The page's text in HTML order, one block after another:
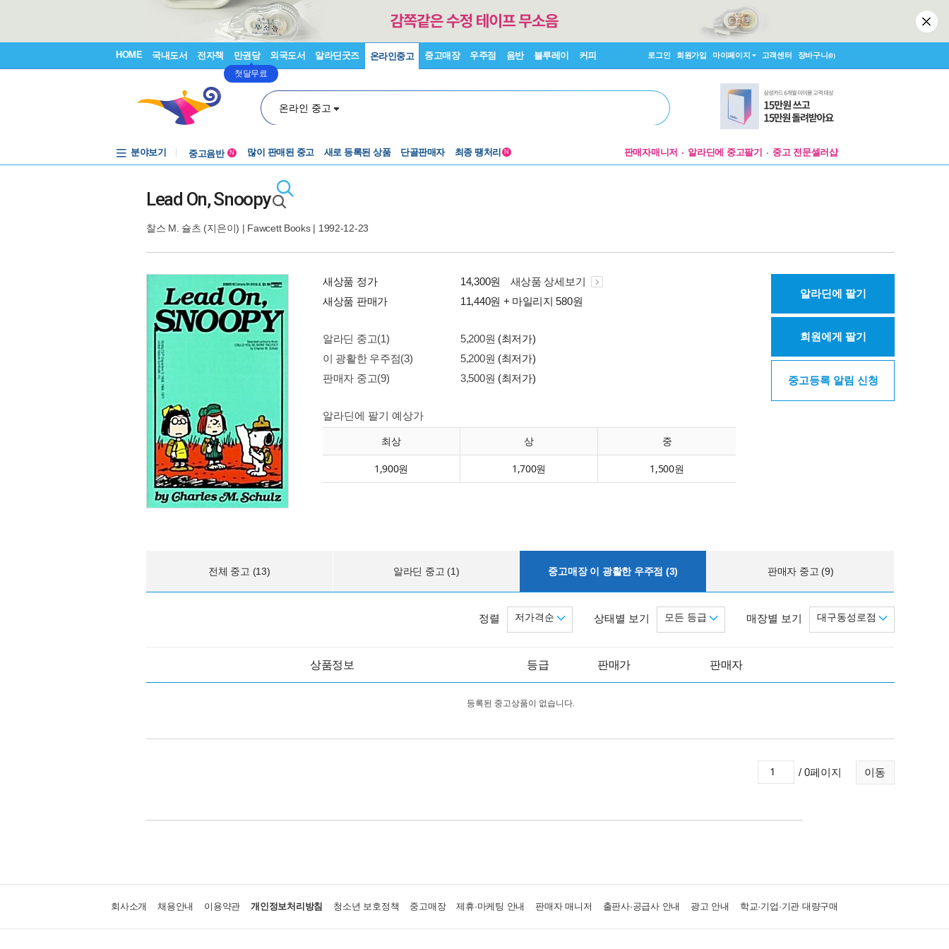
HOME 국내도서 전자책 만권당
첫달무료
외국도서 알라딘굿즈 온라인중고 중고매장 우주점 음반 블루레이 커피 로그인 회원가입 마이페이지 고객센터 장바구니(0)
온라인 중고
분야보기
중고음반
N 많이 판매된 중고 새로 등록된 상품 단골판매자 최종 땡처리 N 판매자매니저 알라딘에 중고팔기 중고 전문셀러샵
Lead On, Snoopy
찰스 M. 슐츠 (지은이) | Fawcett Books| 1992-12-23
새상품 정가 14,300원
새상품 상세보기
새상품 판매가
11,440원 + 마일리지 580원
알라딘 중고(1) 5,200원 (최저가)
이 광활한 우주점(3)
5,200원 (최저가)
판매자 중고(9)
3,500원 (최저가)
알라딘에 팔기 예상가
최상 상 중
1,900원 1,700원 1,500원
알라딘에 팔기
회원에게 팔기
중고등록 알림 신청
전체 중고 (13) 알라딘 중고 (1) 중고매장 이 광활한 우주점 (3) 판매자 중고 (9)
매장별 보기 대구동성로점
상태별 보기 모든 등급
정렬 저가격순
상품정보 등급 판매가 판매자
등록된 중고상품이 없습니다.
이동
/ 0페이지
회사소개 채용안내 이용약관 개인정보처리방침 청소년 보호정책 중고매장 제휴·마케팅 안내 판매자 매니저 출판사·공급사 안내 광고 안내 학교·기업·기관 대량구매